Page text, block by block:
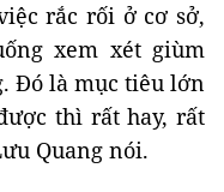
rắc rối ở cơ sở,
xem xét giùm
Đó là mục tiêu lớn
thì rất hay, rất
Quang nói.